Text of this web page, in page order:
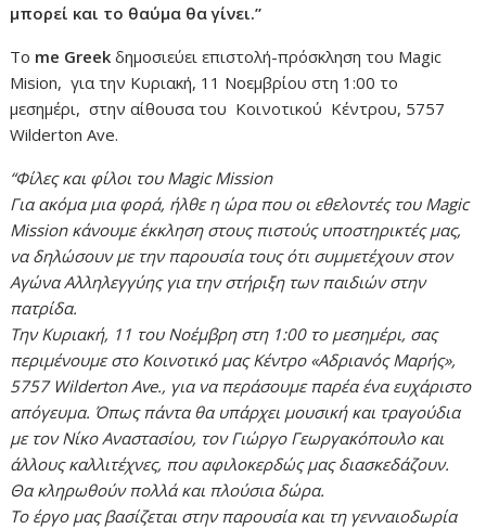
μπορεί και το θαύμα θα γίνει.”
Το me Greek δημοσιεύει επιστολή-πρόσκληση του Magic
Mision, για την Κυριακή, 11 Νοεμβρίου στη 1:00 το
μεσημέρι, στην αίθουσα του Κοινοτικού Κέντρου, 5757
Wilderton Ave.
“Φίλες και φίλοι του Magic Mission
Για ακόμα μια φορά, ήλθε η ώρα που οι εθελοντές του Magic
Mission κάνουμε έκκληση στους πιστούς υποστηρικτές μας,
να δηλώσουν με την παρουσία τους ότι συμμετέχουν στον
Αγώνα Αλληλεγγύης για την στήριξη των παιδιών στην
πατρίδα.
Την Κυριακή, 11 του Νοέμβρη στη 1:00 το μεσημέρι, σας
περιμένουμε στο Κοινοτικό μας Κέντρο «Αδριανός Μαρής»,
5757 Wilderton Ave., για να περάσουμε παρέα ένα ευχάριστο
απόγευμα. Όπως πάντα θα υπάρχει μουσική και τραγούδια
με τον Νίκο Αναστασίου, τον Γιώργο Γεωργακόπουλο και
άλλους καλλιτέχνες, που αφιλοκερδώς μας διασκεδάζουν.
Θα κληρωθούν πολλά και πλούσια δώρα.
Το έργο μας βασίζεται στην παρουσία και τη γενναιοδωρία